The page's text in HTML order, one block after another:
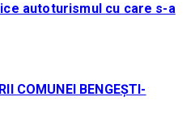
autoturismul cu care s-a
COMUNEI BENGEȘTI-